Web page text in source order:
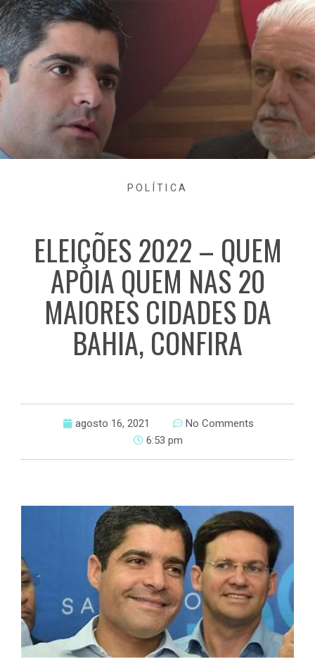
POLÍTICA
ELEIÇÕES 2022 – QUEM
APOIA QUEM NAS 20
MAIORES CIDADES DA
BAHIA, CONFIRA
agosto 16, 2021
No Comments
6:53 pm